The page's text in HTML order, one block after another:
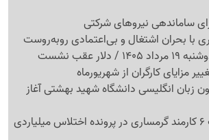
ساماندهی نیروهای شرکتی
با بحران اشتغال و بی‌اعتمادی روبه‌روست
عقب نشست
مزایای کارگران از شهریورماه
زبان انگلیسی دانشگاه شهید بهشتی آغاز
صدور کیفرخواست 6 کارمند گرمساری در پرونده اختلاس میلیاردی